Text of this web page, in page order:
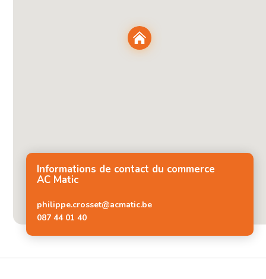
Informations de contact du commerce
AC Matic
philippe.crosset@acmatic.be
087 44 01 40